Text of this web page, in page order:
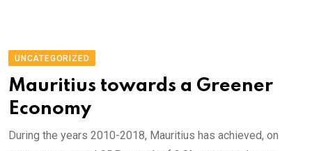
UNCATEGORIZED
Mauritius towards a Greener
Economy
During the years 2010-2018, Mauritius has achieved, on